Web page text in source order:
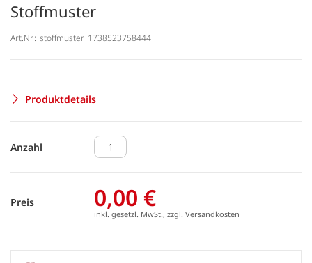
Stoffmuster
Art.Nr.: stoffmuster_1738523758444
Produktdetails
Anzahl
Preis 0,00 €
inkl. gesetzl. MwSt., zzgl. Versandkosten